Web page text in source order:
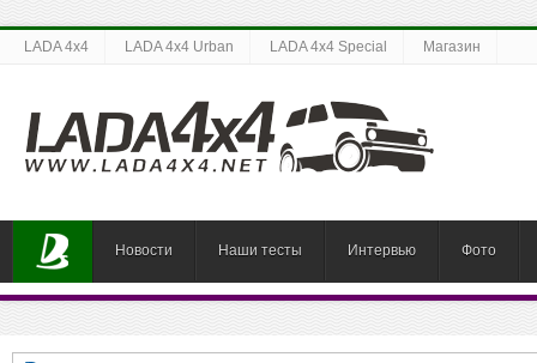
LADA 4x4 LADA 4x4 Urban LADA 4x4 Special Магазин
Новости Наши тесты Интервью Фото